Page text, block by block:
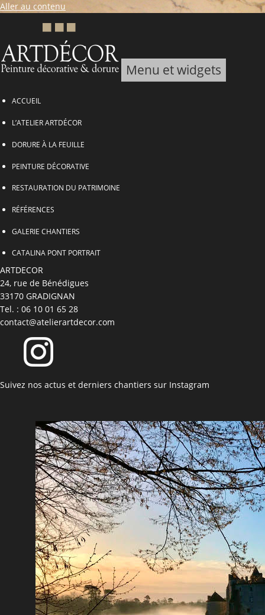
Aller au contenu
Menu et widgets
ACCUEIL
L’ATELIER ARTDÉCOR
DORURE À LA FEUILLE
PEINTURE DÉCORATIVE
RESTAURATION DU PATRIMOINE
RÉFÉRENCES
GALERIE CHANTIERS
CATALINA PONT PORTRAIT
ARTDECOR
24, rue de Bénédigues
33170 GRADIGNAN
Tel. : 06 10 01 65 28
contact@atelierartdecor.com
Suivez nos actus et derniers chantiers sur Instagram